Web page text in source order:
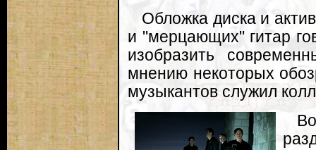
Обложка диска и
и "мерцающих" гитар
изобразить
мнению некоторых
музыкантов служил